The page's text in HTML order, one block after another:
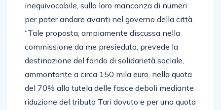
inequivocabile, sulla loro mancanza di numeri
per poter andare avanti nel governo della città.
“Tale proposta, ampiamente discussa nella
commissione da me presieduta, prevede la
destinazione del fondo di solidarietà sociale,
ammontante a circa 150 mila euro, nella quota
del 70% alla tutela delle fasce deboli mediante
riduzione del tributo Tari dovuto e per una quota